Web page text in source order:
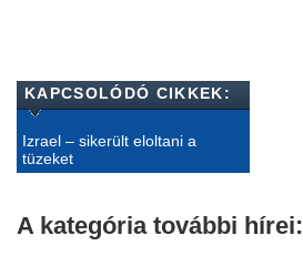
KAPCSOLÓDÓ CIKKEK:
Izrael – sikerült eloltani a
tüzeket
A kategória további hírei: